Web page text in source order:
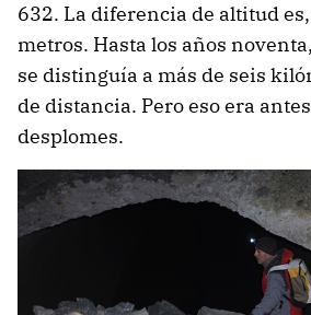
632. La diferencia de altitud
metros. Hasta los años
se distinguía a más de seis
de distancia. Pero eso era
desplomes.